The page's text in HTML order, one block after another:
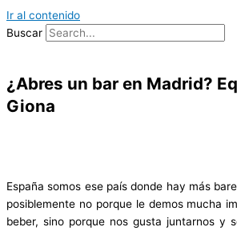
Ir al contenido
Buscar
¿Abres un bar en Madrid?
Giona
España somos ese país donde hay más
posiblemente no porque le demos mucha
beber, sino porque nos gusta juntarnos y